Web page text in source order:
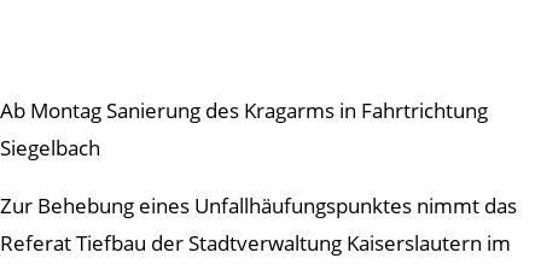
Ab Montag Sanierung des Kragarms in Fahrtrichtung
Siegelbach
Zur Behebung eines Unfallhäufungspunktes nimmt das
Referat Tiefbau der Stadtverwaltung Kaiserslautern im